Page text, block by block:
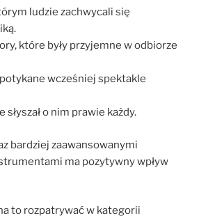
ludzie zachwycali się
które były przyjemne w odbiorze
wcześniej spektakle
słyszał o nim prawie każdy.
bardziej zaawansowanymi
ma pozytywny wpływ
to rozpatrywać w kategorii